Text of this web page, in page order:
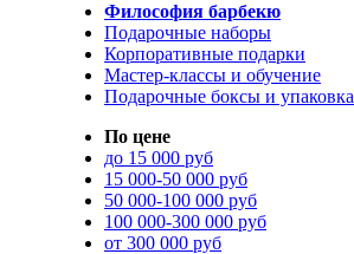
Философия барбекю
Подарочные наборы
Корпоративные подарки
Мастер-классы и обучение
Подарочные боксы и упаковка
По цене
до 15 000 руб
15 000-50 000 руб
50 000-100 000 руб
100 000-300 000 руб
от 300 000 руб